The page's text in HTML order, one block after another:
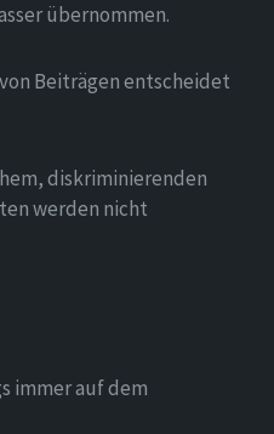
übernommen.
Beiträgen entscheidet
diskriminierenden
werden nicht
immer auf dem